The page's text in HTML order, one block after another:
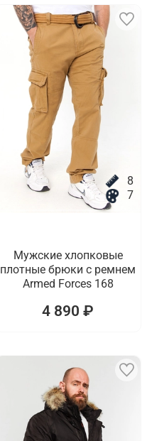
8
7
Мужские хлопковые
плотные брюки с ремнем
Armed Forces 168
4 890 ₽